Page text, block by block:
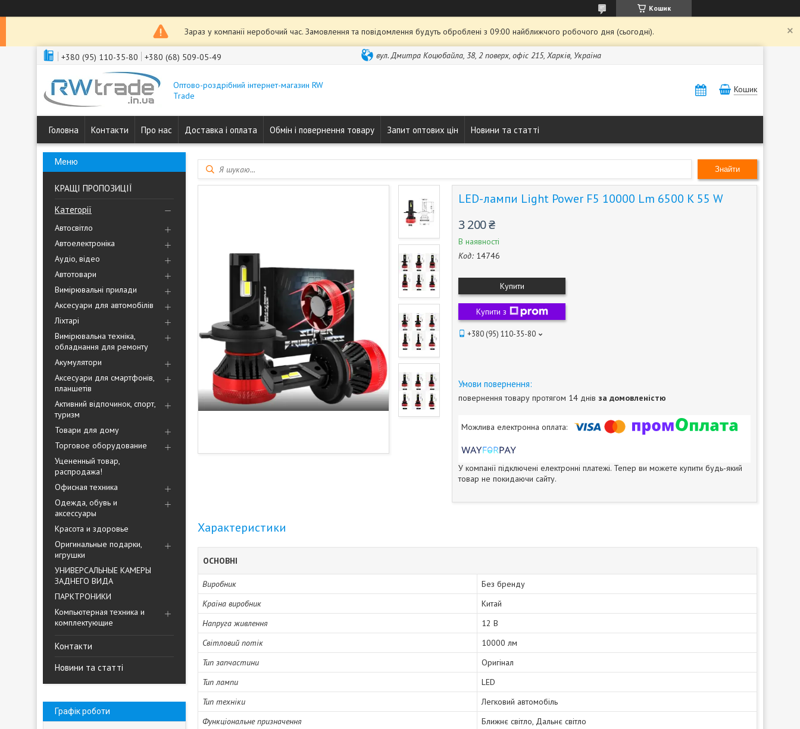
Кошик
Зараз у компанії неробочий час. Замовлення та повідомлення будуть оброблені з 09:00 найближчого робочого дня (сьогодні).
+380 (95) 110-35-80 +380 (68) 509-05-49 вул. Дмитра Коцюбайла, 38, 2 поверх, офіс 215, Харків, Україна
Оптово-роздрібний інтернет-магазин RW
Trade
Кошик
Головна Контакти Про нас Доставка і оплата Обмін і повернення товару Запит оптових цін Новини та статті
КРАЩІ ПРОПОЗИЦІЇ
Категорії
Автосвітло
Автоелектроніка
Аудіо, відео
Автотовари
Вимірювальні прилади
Аксесуари для автомобілів
Ліхтарі
Вимірювальна техніка,
обладнання для ремонту
Акумулятори
Аксесуари для смартфонів,
планшетів
Активний відпочинок, спорт,
туризм
Товари для дому
Торговое оборудование
Уцененный товар,
распродажа!
Офисная техника
Одежда, обувь и
аксессуары
Красота и здоровье
Оригинальные подарки,
игрушки
УНИВЕРСАЛЬНЫЕ КАМЕРЫ
ЗАДНЕГО ВИДА
ПАРКТРОНИКИ
Компьютерная техника и
комплектующие
Контакти
Новини та статті
Графік роботи
Знайти
LED-лампи Light Power F5 10000 Lm 6500 K 55 W
3 200 ₴
В наявності
Код: 14746
Купити
Купити з
+380 (95) 110-35-80
повернення товару протягом 14 днів за домовленістю
У компанії підключені електронні платежі. Тепер ви можете купити будь-який
товар не покидаючи сайту.
Характеристики
ОСНОВНІ
Виробник
Без бренду
Країна виробник
Китай
Напруга живлення
12 В
Світловий потік
10000 лм
Тип запчастини
Оригінал
Тип лампи
LED
Тип техніки
Легковий автомобіль
Функціональне призначення
Ближнє світло, Дальнє світло